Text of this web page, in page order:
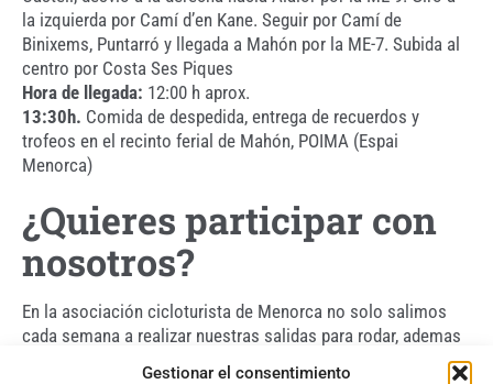
Gestionar el consentimiento
la izquierda por Camí d’en Kane. Seguir por Camí de
Binixems, Puntarró y llegada a Mahón por la ME-7. Subida al
centro por Costa Ses Piques
Hora de llegada: 12:00 h aprox.
13:30h. Comida de despedida, entrega de recuerdos y
trofeos en el recinto ferial de Mahón, POIMA (Espai
Menorca)
¿Quieres participar con
nosotros?
En la asociación cicloturista de Menorca no solo salimos
cada semana a realizar nuestras salidas para rodar, ademas
organizamos otros eventos bastante interesantes ¿Quieres